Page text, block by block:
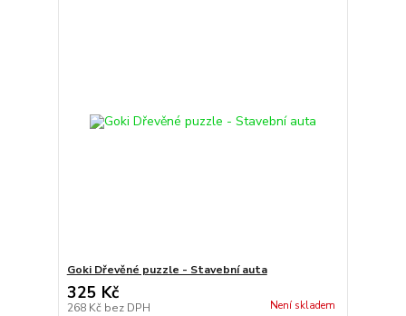
Goki Dřevěné puzzle - Stavební auta
325 Kč
268 Kč bez DPH Není skladem